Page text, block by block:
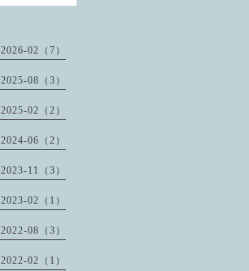
2026-02（7）
2025-08（3）
2025-02（2）
2024-06（2）
2023-11（3）
2023-02（1）
2022-08（3）
2022-02（1）